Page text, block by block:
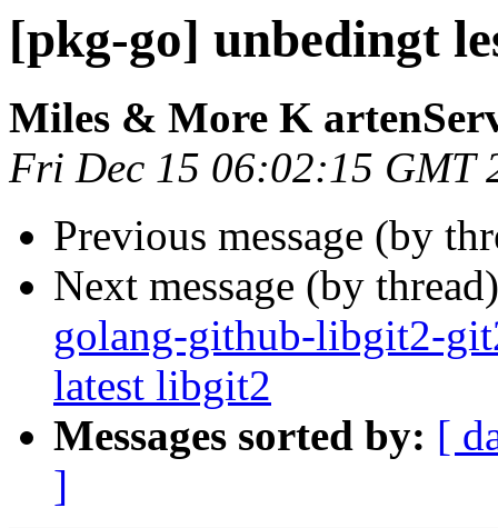
[pkg-go] unbedingt
Miles & More K
Fri Dec 15 06:02:15 GMT
Previous message (by
Next message (by
golang-github-libgit2-
latest libgit2
Messages sorted by: [
]